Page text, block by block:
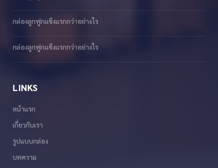
กล่องลูกฟูกเเข็งเเรกกว่าอย่างไร
กล่องลูกฟูกเเข็งเเรกกว่าอย่างไร
LINKS
หน้าแรก
เกี่ยวกับเรา
รูปแบบกล่อง
บทความ